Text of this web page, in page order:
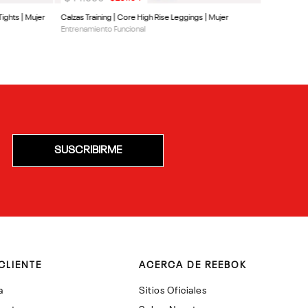
| Mujer
Calzas Training | Core High Rise Leggings | Mujer
Entrenamiento Funcional
SUSCRIBIRME
ACERCA DE REEBOK
Sitios Oficiales